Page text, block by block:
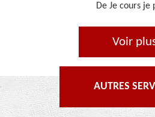
De
Voir
AUTRES